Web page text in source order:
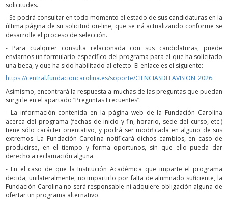
solicitudes.
- Se podrá consultar en todo momento el estado de sus candidaturas en la
última página de su solicitud on-line, que se irá actualizando conforme se
desarrolle el proceso de selección.
- Para cualquier consulta relacionada con sus candidaturas, puede
enviarnos un formulario específico del programa para el que ha solicitado
una beca, y que ha sido habilitado al efecto. El enlace es el siguiente:
https://central.fundacioncarolina.es/soporte/CIENCIASDELAVISION_2026
Asimismo, encontrará la respuesta a muchas de las preguntas que puedan
surgirle en el apartado “Preguntas Frecuentes”.
- La información contenida en la página web de la Fundación Carolina
acerca del programa (fechas de inicio y fin, horario, sede del curso, etc.)
tiene sólo carácter orientativo, y podrá ser modificada en alguno de sus
extremos. La Fundación Carolina notificará dichos cambios, en caso de
producirse, en el tiempo y forma oportunos, sin que ello pueda dar
derecho a reclamación alguna.
- En el caso de que la Institución Académica que imparte el programa
decida, unilateralmente, no impartirlo por falta de alumnado suficiente, la
Fundación Carolina no será responsable ni adquiere obligación alguna de
ofertar un programa alternativo.